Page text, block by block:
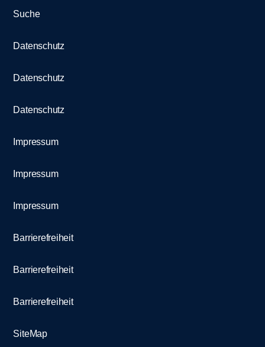
Suche
Datenschutz
Datenschutz
Datenschutz
Impressum
Impressum
Impressum
Barrierefreiheit
Barrierefreiheit
Barrierefreiheit
SiteMap